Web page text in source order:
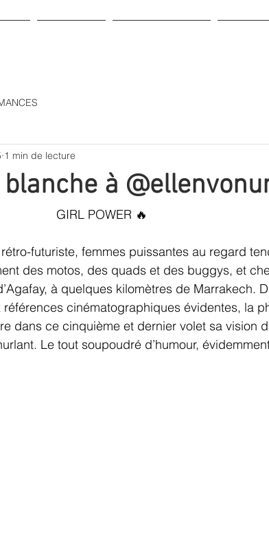
blanche à
1 min de lecture
GIRL POWER 🔥
futuriste, femmes puissantes au regard
des motos, des quads et des buggys, et
à quelques kilomètres de Marrakech.
cinématographiques évidentes, la
dans ce cinquième et dernier volet sa vision
Le tout soupoudré d’humour,